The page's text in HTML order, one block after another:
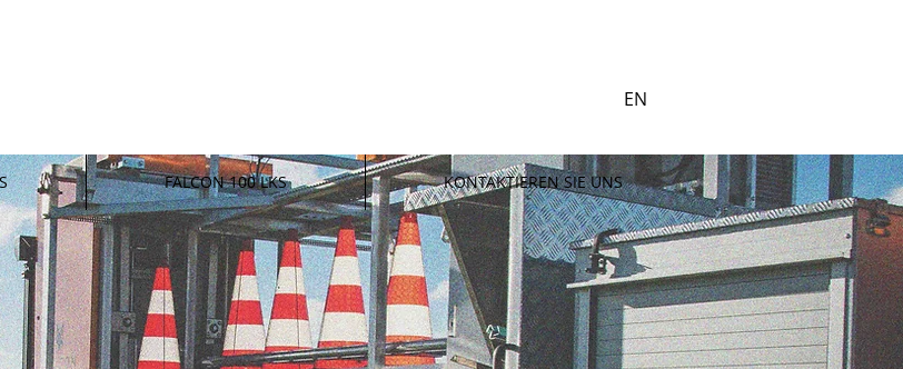
EN
FALCON 100 LKS KONTAKTIEREN SIE UNS